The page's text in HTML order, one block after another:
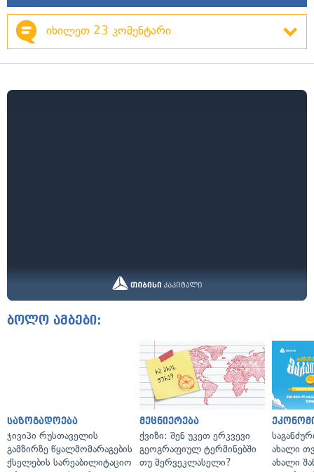
იხილეთ 23 კომენტარი
ბოლო ამბები:
საზოგადოება
ჯივიპი რუსთაველის
გამზირზე წყალმომარაგების
ქსელების სარეაბილიტაციო
მეცნიერება
ქვიზი: შენ უკეთ ერკვევი
გეოგრაფიულ ტერმინებში
თუ მერვეკლასელი?
ახალი
ახალი